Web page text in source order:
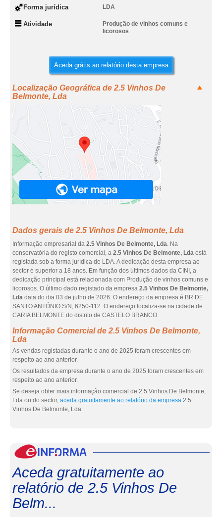
Forma jurídica LDA
Atividade
Produção de vinhos comuns e
licorosos
Aceda grátis ao relatório desta empresa
Localização Geográfica de 2.5 Vinhos De
Belmonte, Lda
Dados gerais de 2.5 Vinhos De Belmonte, Lda
Informação empresarial da 2.5 Vinhos De Belmonte, Lda. Na
conservatória do registo comercial, a 2.5 Vinhos De Belmonte, Lda está
registada sob a forma jurídica de LDA. A dedicação desta empresa ao
sector é superior a 18 anos. Em função dos últimos dados da CINI, a
dedicação principal está relacionada com Produção de vinhos comuns e
licorosos. O último dado registado da empresa 2.5 Vinhos De Belmonte,
Lda data do dia 03 de julho de 2026. O endereço da empresa é BR DE
SANTO ANTÓNIO S/N, 6250-112. O endereço localiza-se na cidade de
CARIA BELMONTE do distrito de CASTELO BRANCO.
Informação Comercial de 2.5 Vinhos De Belmonte,
Lda
As vendas registadas durante o ano de 2025 foram crescentes em
respeito ao ano anterior.
Os resultados da empresa durante o ano de 2025 foram crescentes em
respeito ao ano anterior.
Se deseja obter mais informação comercial de 2.5 Vinhos De Belmonte,
Lda ou do sector, aceda gratuitamente ao relatório da empresa 2.5
Vinhos De Belmonte, Lda.
Aceda gratuitamente ao
relatório de 2.5 Vinhos De
Belm...